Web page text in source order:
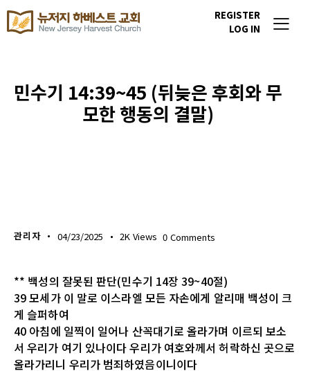
REGISTER
LOG IN
민수기 14:39~45 (뒤늦은 후회와 무
모한 행동의 결말)
관리자 04/23/2025 2K Views 0 Comments
** 백성의 잘못된 판단(민수기 14장 39~40절)
39 모세가 이 말로 이스라엘 모든 자손에게 알리매 백성이 크
게 슬퍼하여
40 아침에 일찍이 일어나 산꼭대기로 올라가며 이르되 보소
서 우리가 여기 있나이다 우리가 여호와께서 허락하신 곳으로
올라가리니 우리가 범죄하였음이니이다